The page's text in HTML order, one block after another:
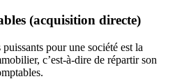
(acquisition directe)
pour une société est la
c’est-à-dire de répartir son